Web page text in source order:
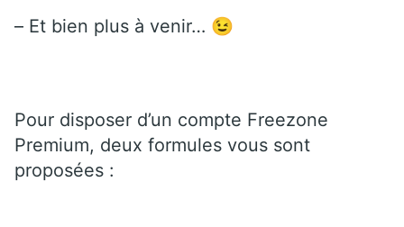
– Et bien plus à venir… 😉
Pour disposer d’un compte Freezone
Premium, deux formules vous sont
proposées :